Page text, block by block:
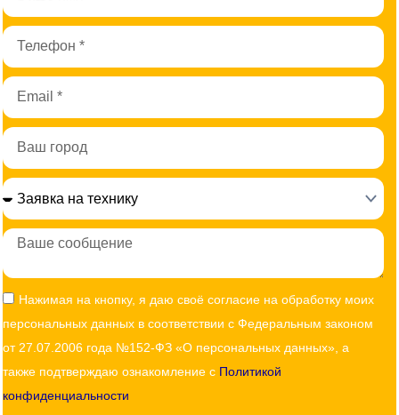
Телефон
Email
Город
Сообщение
Согласие
Нажимая на кнопку, я даю своё согласие на обработку моих
персональных данных в соответствии с Федеральным законом
от 27.07.2006 года №152-ФЗ «О персональных данных», а
также подтверждаю ознакомление с Политикой
конфиденциальности